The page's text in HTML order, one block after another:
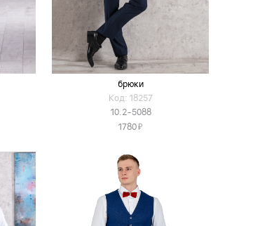
брюки
Код: 18257
10.2-5088
1780Я